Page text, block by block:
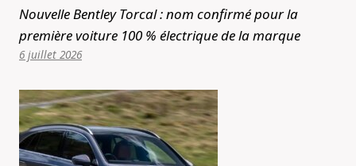
Nouvelle Bentley Torcal : nom confirmé pour la
première voiture 100 % électrique de la marque
6 juillet 2026